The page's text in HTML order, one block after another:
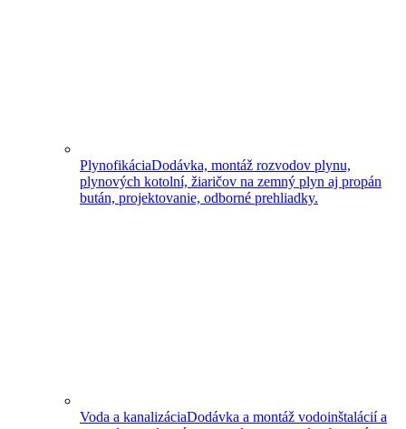
PlynofikáciaDodávka, montáž rozvodov plynu,
plynových kotolní, žiaričov na zemný plyn aj propán
bután, projektovanie, odborné prehliadky.
Voda a kanalizáciaDodávka a montáž vodoinštalácií a